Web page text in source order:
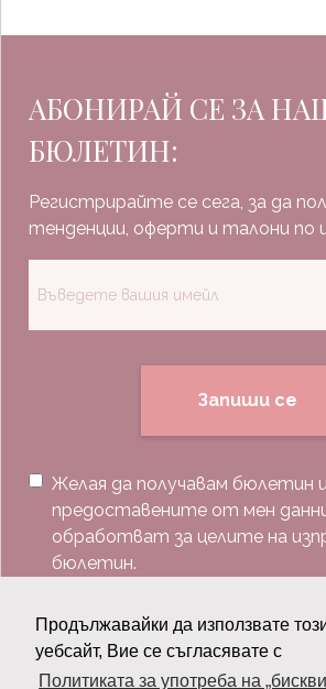
Продължавайки да използвате
уебсайт, Вие се съгласявате с
Политиката за употреба на
АБОНИРАЙ СЕ ЗА
БЮЛЕТИН:
Регистрирайте се сега, за да
тенденции, оферти и талони по
Запиши се
Желая да получавам бюлетин
предоставените от мен
обработват за целите на
бюлетин.
Последвай ни: